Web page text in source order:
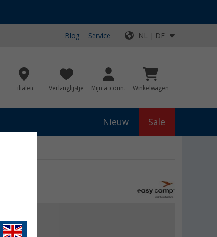
Blog Service NL | DE
Filialen Verlanglijstje Mijn account Winkelwagen
Nieuw Sale